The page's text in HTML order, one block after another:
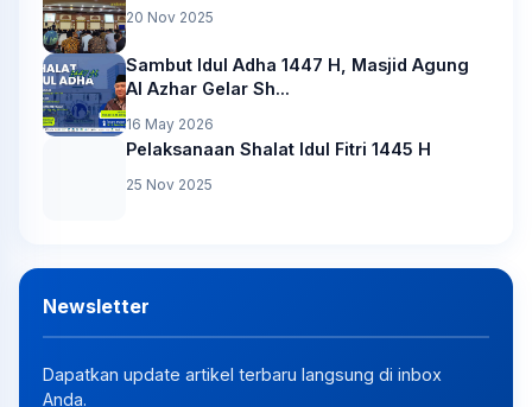
20 Nov 2025
Sambut Idul Adha 1447 H, Masjid Agung
Al Azhar Gelar Sh...
16 May 2026
Pelaksanaan Shalat Idul Fitri 1445 H
25 Nov 2025
Newsletter
Dapatkan update artikel terbaru langsung di inbox
Anda.